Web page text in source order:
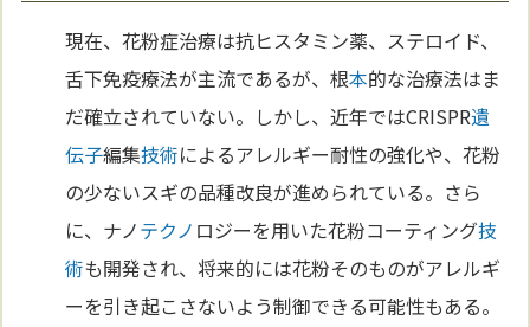
現在、花粉症治療は抗ヒスタミン薬、ステロイド、
舌下免疫療法が主流であるが、根本的な治療法はま
だ確立されていない。しかし、近年ではCRISPR遺
伝子編集技術によるアレルギー耐性の強化や、花粉
の少ないスギの品種改良が進められている。さら
に、ナノテクノ ロジーを用いた花粉コーティング技
術も開発され、将来的には花粉そのものがアレルギ
ーを引き起こさないよう制御できる可能性もある。